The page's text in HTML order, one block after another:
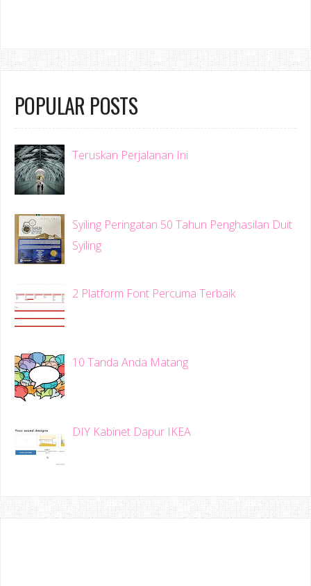
POPULAR POSTS
Teruskan Perjalanan Ini
Syiling Peringatan 50 Tahun Penghasilan Duit
Syiling
2 Platform Font Percuma Terbaik
10 Tanda Anda Matang
DIY Kabinet Dapur IKEA